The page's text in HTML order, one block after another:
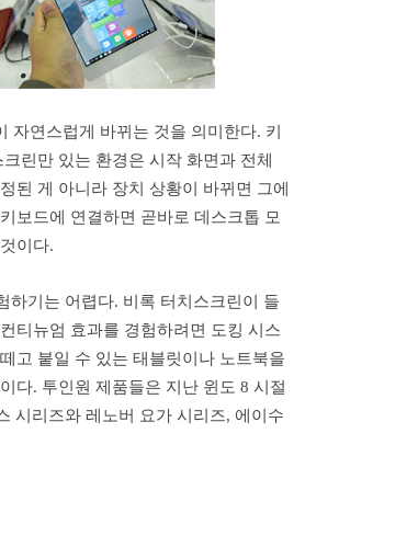
자연스럽게 바뀌는 것을 의미한다. 키
린만 있는 환경은 시작 화면과 전체
된 게 아니라 장치 상황이 바뀌면 그에
보드에 연결하면 곧바로 데스크톱 모
이다.
하기는 어렵다. 비록 터치스크린이 들
티뉴엄 효과를 경험하려면 도킹 시스
고 붙일 수 있는 태블릿이나 노트북을
다. 투인원 제품들은 지난 윈도 8 시절
시리즈와 레노버 요가 시리즈, 에이수